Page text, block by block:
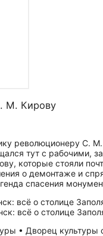
М. Кирову
революционеру С.
тут с рабочими,
которые стояли
о демонтаже и
спасения
• Дворец культуры